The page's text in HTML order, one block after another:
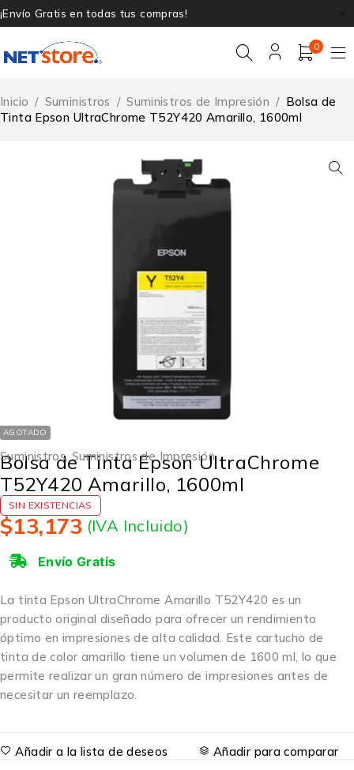
¡Envío Gratis en todas tus compras!
0
Inicio / Suministros / Suministros de Impresión / Bolsa de
Tinta Epson UltraChrome T52Y420 Amarillo, 1600ml
AGOTADO
Suministros,Suministros de Impresión
Bolsa de Tinta Epson UltraChrome
T52Y420 Amarillo, 1600ml
SIN EXISTENCIAS
$13,173 (IVA Incluido)
Envío Gratis
La tinta Epson UltraChrome Amarillo T52Y420 es un
producto original diseñado para ofrecer un rendimiento
óptimo en impresiones de alta calidad. Este cartucho de
tinta de color amarillo tiene un volumen de 1600 ml, lo que
permite realizar un gran número de impresiones antes de
necesitar un reemplazo.
Añadir a la lista de deseos Añadir para comparar